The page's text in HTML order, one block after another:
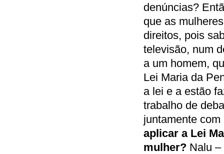
denúncias?
que as
direitos, pois
televisão, num
a um homem,
Lei Maria da
a lei e a estão
trabalho de
juntamente
aplicar a Lei
mulher? Nalu